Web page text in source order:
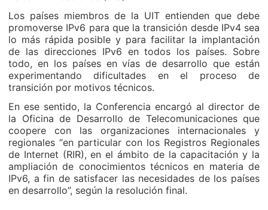
Los países miembros de la UIT entienden que debe
promoverse IPv6 para que la transición desde IPv4 sea
lo más rápida posible y para facilitar la implantación
de las direcciones IPv6 en todos los países. Sobre
todo, en los países en vías de desarrollo que están
experimentando dificultades en el proceso de
transición por motivos técnicos.
En ese sentido, la Conferencia encargó al director de
la Oficina de Desarrollo de Telecomunicaciones que
coopere con las organizaciones internacionales y
regionales “en particular con los Registros Regionales
de Internet (RIR), en el ámbito de la capacitación y la
ampliación de conocimientos técnicos en materia de
IPv6, a fin de satisfacer las necesidades de los países
en desarrollo”, según la resolución final.